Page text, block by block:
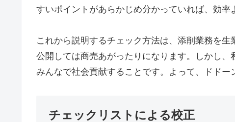
すいポイントがあらかじめ分かっていれば、効率
これから説明するチェック方法は、添削業務を
公開しては商売あがったりになります。しかし、
みんなで社会貢献することです。よって、ドドー
チェックリストによる校正